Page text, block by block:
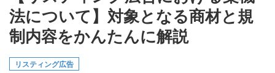
初めて導入をお考えの方
代理店の乗り換えをお考えの方
広告代理店・HP制作会社様へ
法について】対象となる商材と規
制内容をかんたんに解説
リスティング広告